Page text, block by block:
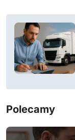
N
w
i
g
a
Polecamy